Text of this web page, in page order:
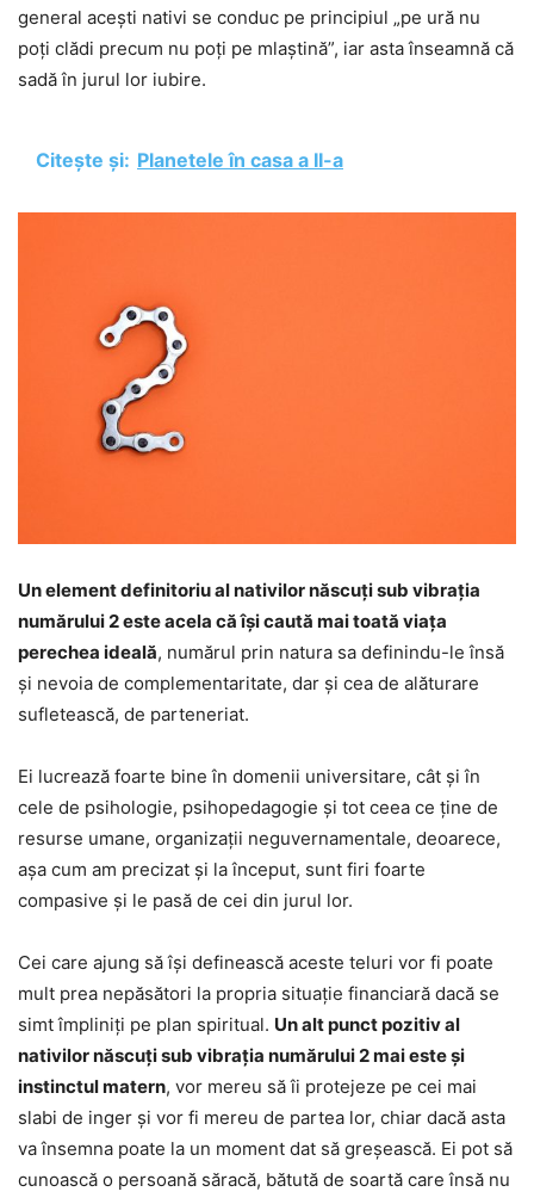
general acești nativi se conduc pe principiul „pe ură nu
poți clădi precum nu poți pe mlaștină”, iar asta înseamnă că
sadă în jurul lor iubire.
Citește și: Planetele în casa a II-a
Un element definitoriu al nativilor născuți sub vibrația
numărului 2 este acela că își caută mai toată viața
perechea ideală, numărul prin natura sa definindu-le însă
și nevoia de complementaritate, dar și cea de alăturare
sufletească, de parteneriat.
Ei lucrează foarte bine în domenii universitare, cât și în
cele de psihologie, psihopedagogie și tot ceea ce ține de
resurse umane, organizații neguvernamentale, deoarece,
așa cum am precizat și la început, sunt firi foarte
compasive și le pasă de cei din jurul lor.
Cei care ajung să își definească aceste teluri vor fi poate
mult prea nepăsători la propria situație financiară dacă se
simt împliniți pe plan spiritual. Un alt punct pozitiv al
nativilor născuți sub vibrația numărului 2 mai este și
instinctul matern, vor mereu să îi protejeze pe cei mai
slabi de inger și vor fi mereu de partea lor, chiar dacă asta
va însemna poate la un moment dat să greșească. Ei pot să
cunoască o persoană săracă, bătută de soartă care însă nu